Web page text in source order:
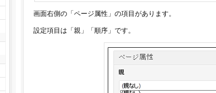
画面右側の「ページ属性」の項目があります。
設定項目は「親」「順序」です。